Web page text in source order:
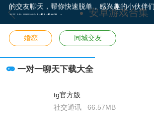
安卓游戏合集
的交友聊天，帮你快速脱单，感兴趣的小伙伴们
赶快下载试试吧！
婚恋 同城交友
一对一聊天下载大全
tg官方版
社交通讯
66.57MB